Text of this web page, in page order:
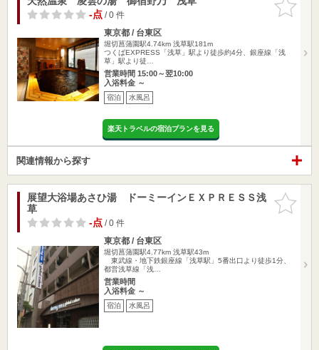
りに追加
-点/ 0 件
東京都 / 台東区
堀切菖蒲園駅4.74km 浅草駅181m
つくばEXPRESS「浅草」駅より徒歩約4分、銀座線「浅
草」駅より徒…
営業時間 15:00～翌10:00
入浴料金 ～
宿泊 水風呂
楽天トラベルの宿泊プランを見る
関連情報から探す
お気に入
りに追加
展望大浴場あさひ湯 ドーミーインＥＸＰＲＥＳＳ浅
草
-点/ 0 件
東京都 / 台東区
堀切菖蒲園駅4.77km 浅草駅43m
東武線・地下鉄銀座線「浅草駅」5番出口より徒歩1分、
都営浅草線「浅…
営業時間
入浴料金 ～
宿泊 水風呂